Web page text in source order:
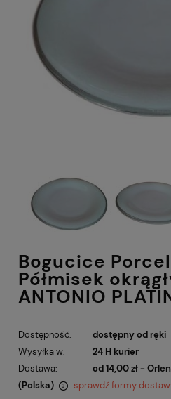
Bogucice
Półmisek
ANTONIO
Dostępność:
dostępny od ręki
Wysyłka w:
24 H kurier
Dostawa:
od 14,00 zł -
(Polska)
sprawdź formy